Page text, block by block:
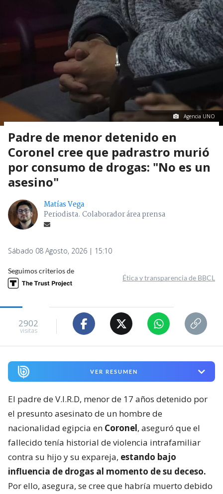
Agencia UNO
Padre de menor detenido en
Coronel cree que padrastro murió
por consumo de drogas: "No es un
asesino"
Matías Vega
Periodista. Colaborador área prensa
Sábado 08 Agosto, 2026 | 15:10
Seguimos criterios de
Ética y transparencia de BBCL
2902
visitas
VER RESUMEN
El padre de V.I.R.D, menor de 17 años detenido por
el presunto asesinato de un hombre de
nacionalidad egipcia en Coronel, aseguró que el
fallecido tenía historial de violencia intrafamiliar
contra su hijo y su expareja, estando bajo
influencia de drogas al momento de su deceso.
Por ello, asegura, se cree que habría muerto debido